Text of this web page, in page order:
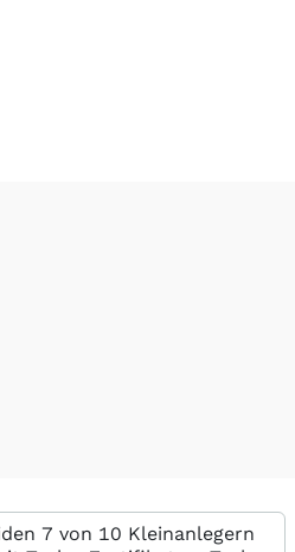
7 von 10 Kleinanlegern